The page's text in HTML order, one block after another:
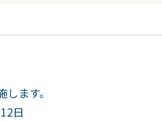
ます。
日